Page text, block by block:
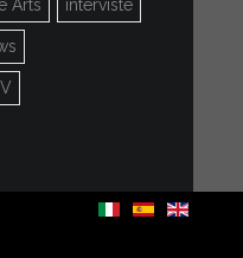
Arts interviste